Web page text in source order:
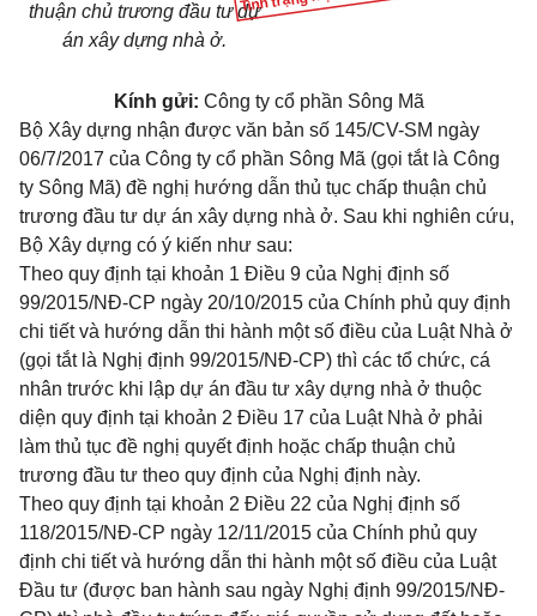
thuận chủ trương đầu tư dự
án xây dựng nhà ở.
Kính gửi: Công ty cổ phần Sông Mã
Bộ Xây dựng nhận được văn bản số 145/CV-SM ngày
06/7/2017 của Công ty cổ phần Sông Mã (gọi tắt là Công
ty Sông Mã) đề nghị hướng dẫn thủ tục chấp thuận chủ
trương đầu tư dự án xây dựng nhà ở. Sau khi nghiên cứu,
Bộ Xây dựng có ý kiến như sau:
Theo quy định tại khoản 1 Điều 9 của Nghị định số
99/2015/NĐ-CP ngày 20/10/2015 của Chính phủ quy định
chi tiết và hướng dẫn thi hành một số điều của Luật Nhà ở
(gọi tắt là Nghị định 99/2015/NĐ-CP) thì các tổ chức, cá
nhân trước khi lập dự án đầu tư xây dựng nhà ở thuộc
diện quy định tại khoản 2 Điều 17 của Luật Nhà ở phải
làm thủ tục đề nghị quyết định hoặc chấp thuận chủ
trương đầu tư theo quy định của Nghị định này.
Theo quy định tại khoản 2 Điều 22 của Nghị định số
118/2015/NĐ-CP ngày 12/11/2015 của Chính phủ quy
định chi tiết và hướng dẫn thi hành một số điều của Luật
Đầu tư (được ban hành sau ngày Nghị định 99/2015/NĐ-